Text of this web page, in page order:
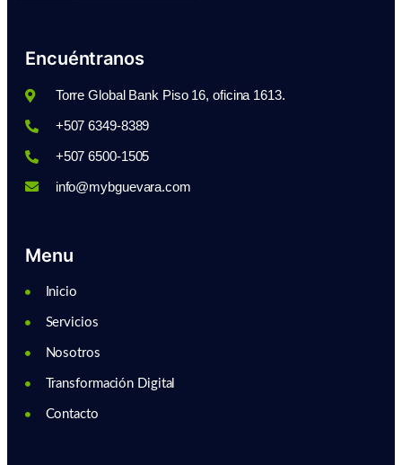
Encuéntranos
Torre Global Bank Piso 16, oficina 1613.
+507 6349-8389
+507 6500-1505
info@mybguevara.com
Menu
Inicio
Servicios
Nosotros
Transformación Digital
Contacto